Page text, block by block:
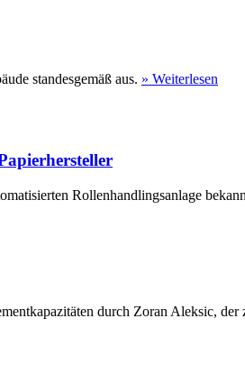
standesgemäß aus. » Weiterlesen
Rollenhandlingsanlage
durch Zoran Aleksic, der